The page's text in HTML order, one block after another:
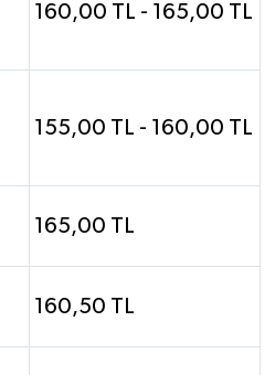
160,00 TL - 165,00 TL
155,00 TL - 160,00 TL
165,00 TL
160,50 TL